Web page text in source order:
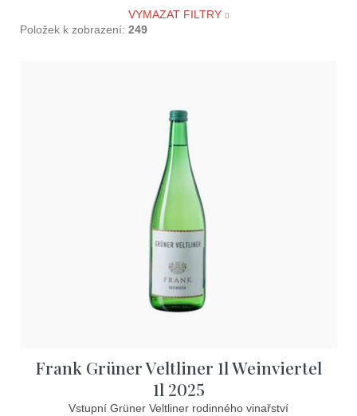
VYMAZAT FILTRY
Položek k zobrazení: 249
Frank Grüner Veltliner 1l Weinviertel
1l 2025
Vstupní Grüner Veltliner rodinného vinařství
č